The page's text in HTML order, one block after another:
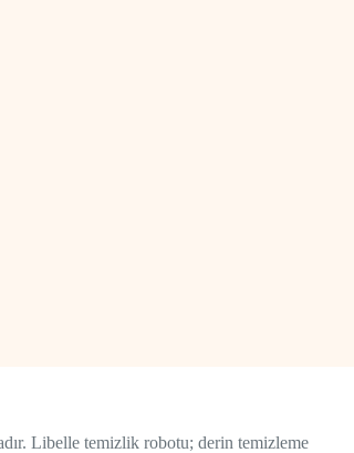
Libelle temizlik robotu; derin temizleme